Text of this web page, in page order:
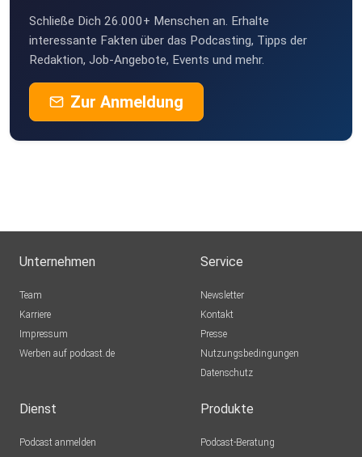
Schließe Dich 26.000+ Menschen an. Erhalte
interessante Fakten über das Podcasting, Tipps der
Redaktion, Job-Angebote, Events und mehr.
Zur Anmeldung
Unternehmen
Team
Karriere
Impressum
Werben auf podcast.de
Service
Newsletter
Kontakt
Presse
Nutzungsbedingungen
Datenschutz
Dienst
Podcast anmelden
Produkte
Podcast-Beratung